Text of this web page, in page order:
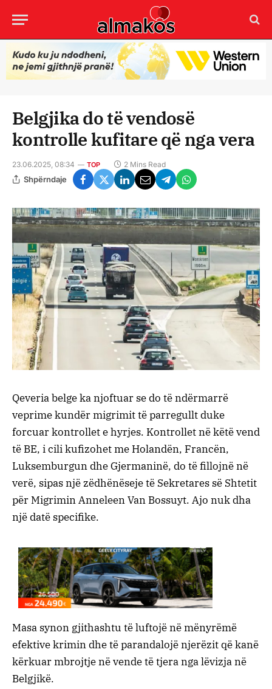
Belgjika do të vendosë
kontrolle kufitare që nga vera
23.06.2025, 08:34 TOP 2 Mins Read
Shpërndaje
Qeveria belge ka njoftuar se do të ndërmarrë
veprime kundër migrimit të parregullt duke
forcuar kontrollet e hyrjes. Kontrollet në këtë vend
të BE, i cili kufizohet me Holandën, Francën,
Luksemburgun dhe Gjermaninë, do të fillojnë në
verë, sipas një zëdhënëseje të Sekretares së Shtetit
për Migrimin Anneleen Van Bossuyt. Ajo nuk dha
një datë specifike.
Masa synon gjithashtu të luftojë në mënyrëmë
efektive krimin dhe të parandalojë njerëzit që kanë
kërkuar mbrojtje në vende të tjera nga lëvizja në
Belgjikë.